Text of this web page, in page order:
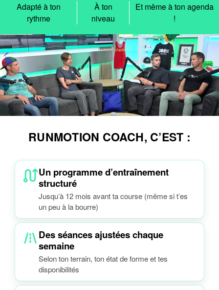
Adapté à ton
rythme
À ton
niveau
Et même à ton agenda
!
RUNMOTION COACH, C’EST :
Un programme d’entraînement
structuré
Jusqu’à 12 mois avant ta course (même si t’es
un peu à la bourre)
Des séances ajustées chaque
semaine
Selon ton terrain, ton état de forme et tes
disponibilités